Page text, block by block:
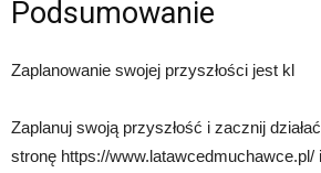
Podsumowanie
Zaplanowanie swojej przyszłości jest kl
Zaplanuj swoją przyszłość i zacznij
stronę https://www.latawcedmuchawce.pl/